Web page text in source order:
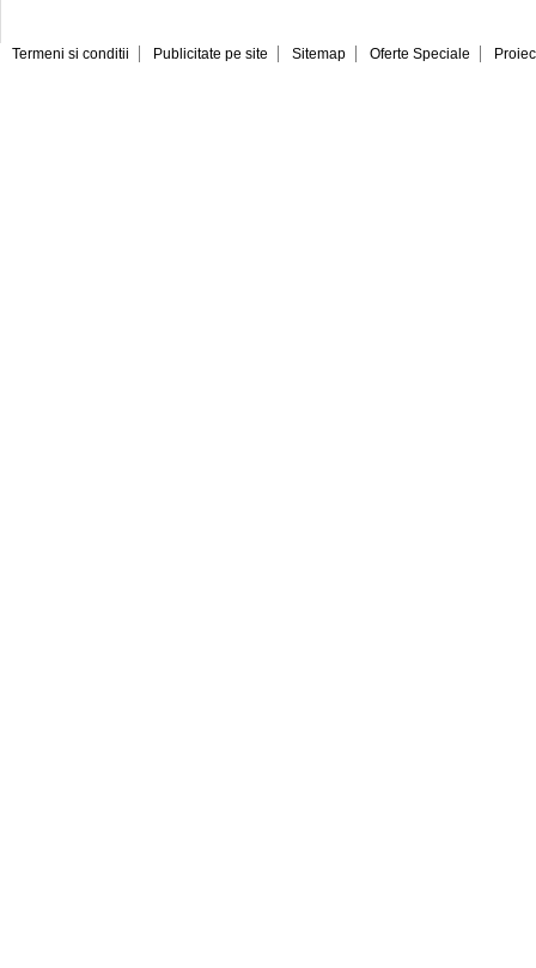
Termeni si conditii Publicitate pe site Sitemap Oferte Speciale